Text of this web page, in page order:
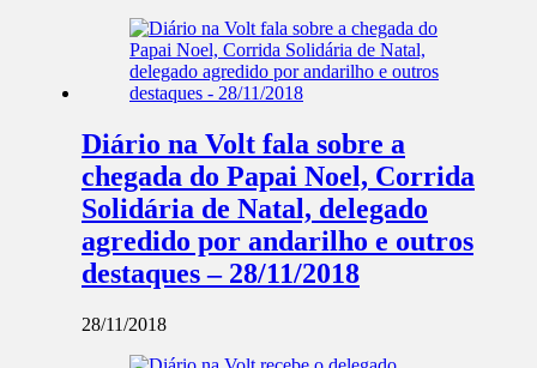
Diário na Volt fala sobre a
chegada do Papai Noel, Corrida
Solidária de Natal, delegado
agredido por andarilho e outros
destaques – 28/11/2018
28/11/2018